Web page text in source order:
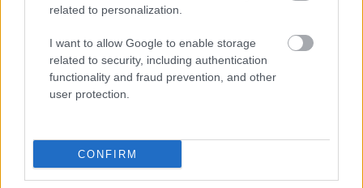
related to personalization.
I want to allow Google to enable storage
related to security, including authentication
functionality and fraud prevention, and other
user protection.
CONFIRM